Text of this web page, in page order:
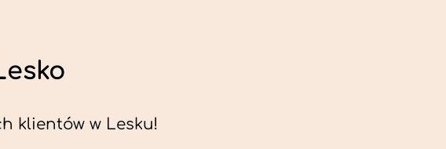
klientów w Lesku!